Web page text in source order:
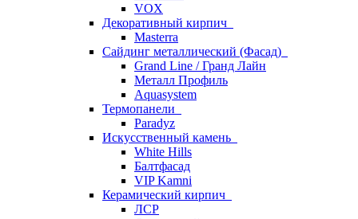
VOX
Декоративный кирпич
Masterra
Сайдинг металлический (Фасад)
Grand Line / Гранд Лайн
Металл Профиль
Aquasystem
Термопанели
Paradyz
Искусственный камень
White Hills
Балтфасад
VIP Kamni
Керамический кирпич
ЛСР